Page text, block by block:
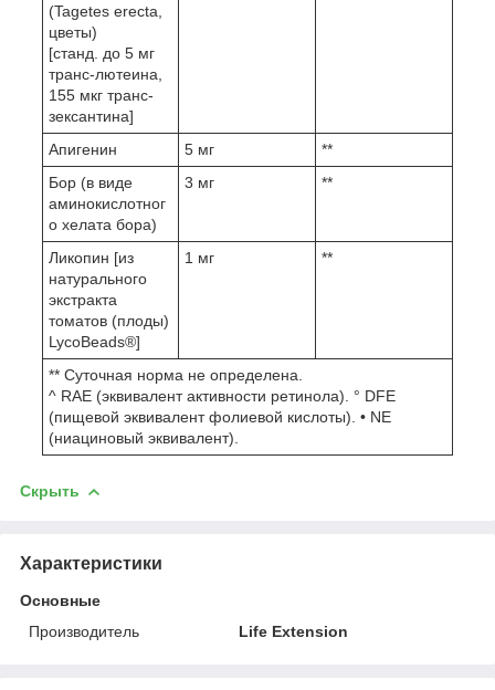
(Tagetes erecta,
цветы)
[станд. до 5 мг
транс-лютеина,
155 мкг транс-
зексантина]
Апигенин 5 мг
**
Бор (в виде
аминокислотног
о хелата бора)
3 мг **
Ликопин [из
натурального
экстракта
томатов (плоды)
LycoBeads®]
1 мг **
** Суточная норма не определена.
^ RAE (эквивалент активности ретинола). ° DFE
(пищевой эквивалент фолиевой кислоты). • NE
(ниациновый эквивалент).
Скрыть
Характеристики
Основные
Производитель
Life Extension